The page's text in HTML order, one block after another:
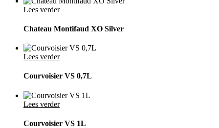
Lees verder
Chateau Montifaud XO Silver
Lees verder
Courvoisier VS 0,7L
Lees verder
Courvoisier VS 1L